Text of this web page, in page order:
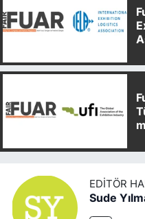
EDITÖR
Sude